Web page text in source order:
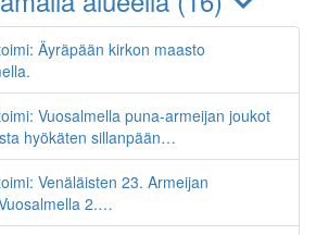
Äyräpään kirkon maasto
Vuosalmella puna-armeijan joukot
hyökäten sillanpään…
Venäläisten 23. Armeijan
2.…